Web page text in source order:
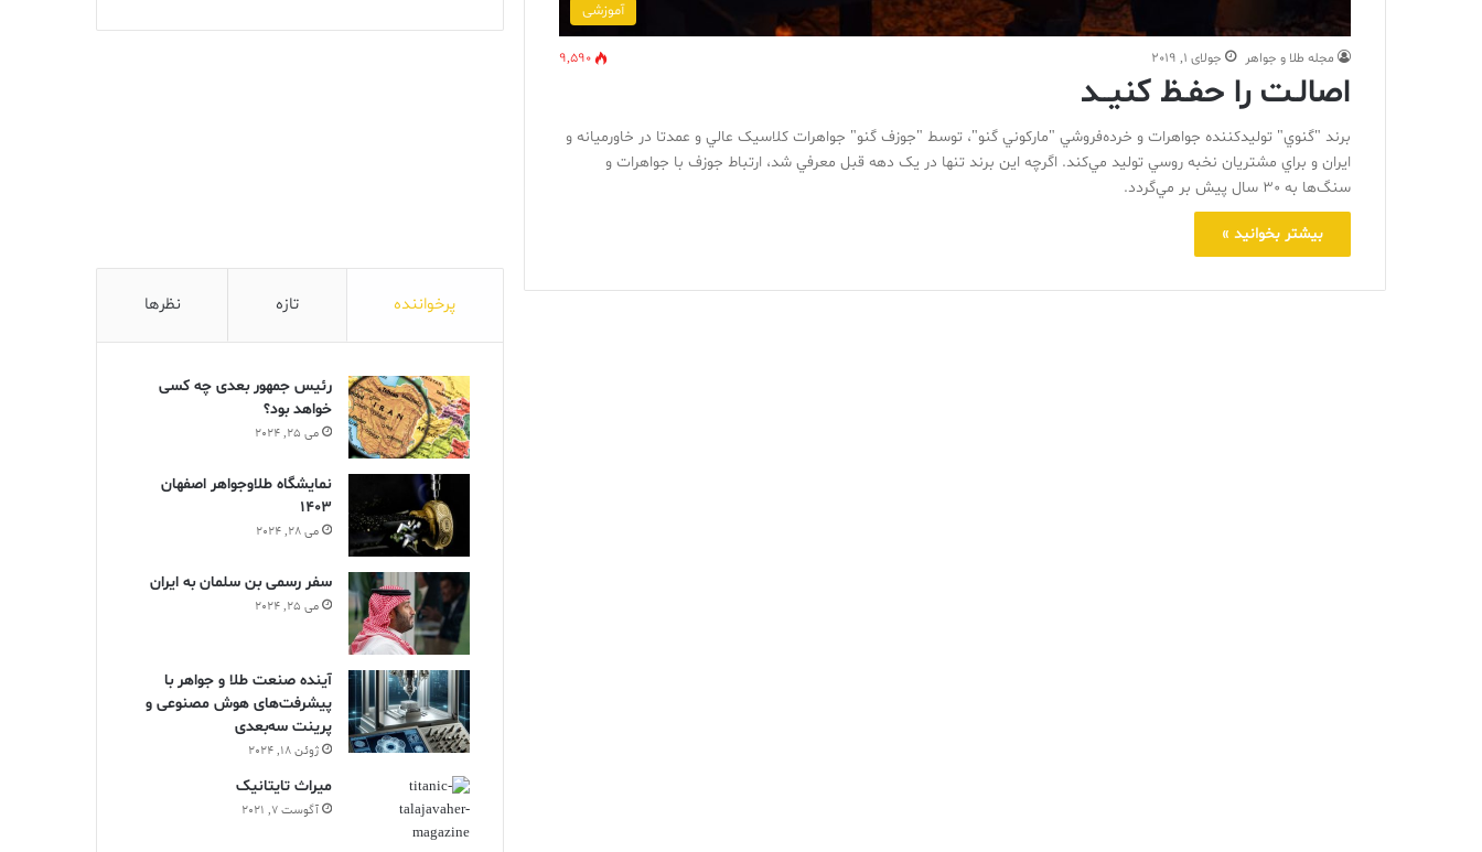
آموزشی
مجله طلا و جواهر جولای 1, 2019 9,590
اصالـت را حفـظ کنيــد
برند "گنوي" توليدکننده جواهرات و خرده‌‌فروشي "مارکوني گنو"، توسط "جوزف گنو" جواهرات کلاسيک عالي و عمدتا در خاورميانه و
ايران و براي مشتريان نخبه روسي توليد مي‌کند. اگرچه اين برند تنها در يک دهه قبل معرفي شد، ارتباط جوزف با جواهرات و
سنگ‌ها به 30 سال پيش بر مي‌گردد.
بیشتر بخوانید »
پرخواننده تازه نظرها
رئیس جمهور بعدی چه کسی
خواهد بود؟
می 25, 2024
نمایشگاه طلاوجواهر اصفهان
1403
می 28, 2024
سفر رسمی بن سلمان به ایران
می 25, 2024
آینده صنعت طلا و جواهر با
پیشرفت‌های هوش مصنوعی و
پرینت سه‌بعدی
ژوئن 18, 2024
ميراث تايتانيک
آگوست 7, 2021